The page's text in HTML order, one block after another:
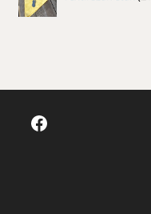
Facebook